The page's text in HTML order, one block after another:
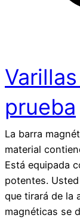
prueba
La barra
material
Está equipada
potentes.
que tirará de la
magnéticas se